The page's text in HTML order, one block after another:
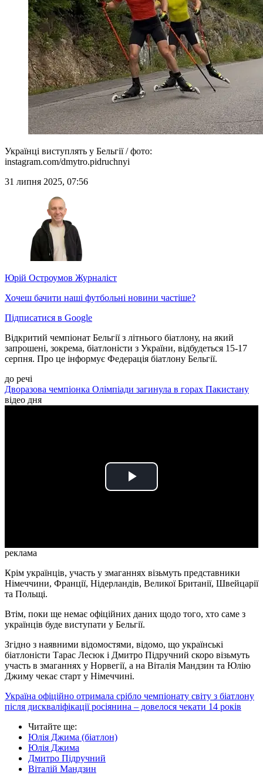
Українці виступлять у Бельгії / фото:
instagram.com/dmytro.pidruchnyi
31 липня 2025, 07:56
Юрій Остроумов Журналіст
Хочеш бачити наші футбольні новини частіше?
Підписатися в Google
Відкритий чемпіонат Бельгії з літнього біатлону, на який
запрошені, зокрема, біатлоністи з України, відбудеться 15-17
серпня. Про це інформує Федерація біатлону Бельгії.
до речі
Дворазова чемпіонка Олімпіади загинула в горах Пакистану
відео дня
Play
реклама
Крім українців, участь у змаганнях візьмуть представники
Німеччини, Франції, Нідерландів, Великої Британії, Швейцарії
та Польщі.
Втім, поки ще немає офіційних даних щодо того, хто саме з
українців буде виступати у Бельгії.
Згідно з наявними відомостями, відомо, що українські
біатлоністи Тарас Лесюк і Дмитро Підручний скоро візьмуть
участь в змаганнях у Норвегії, а на Віталія Мандзин та Юлію
Джиму чекає старт у Німеччині.
Україна офіційно отримала срібло чемпіонату світу з біатлону
після дискваліфікації росіянина – довелося чекати 14 років
Читайте ще:
Юлія Джима (біатлон)
Юлія Джима
Дмитро Підручний
Віталій Мандзин